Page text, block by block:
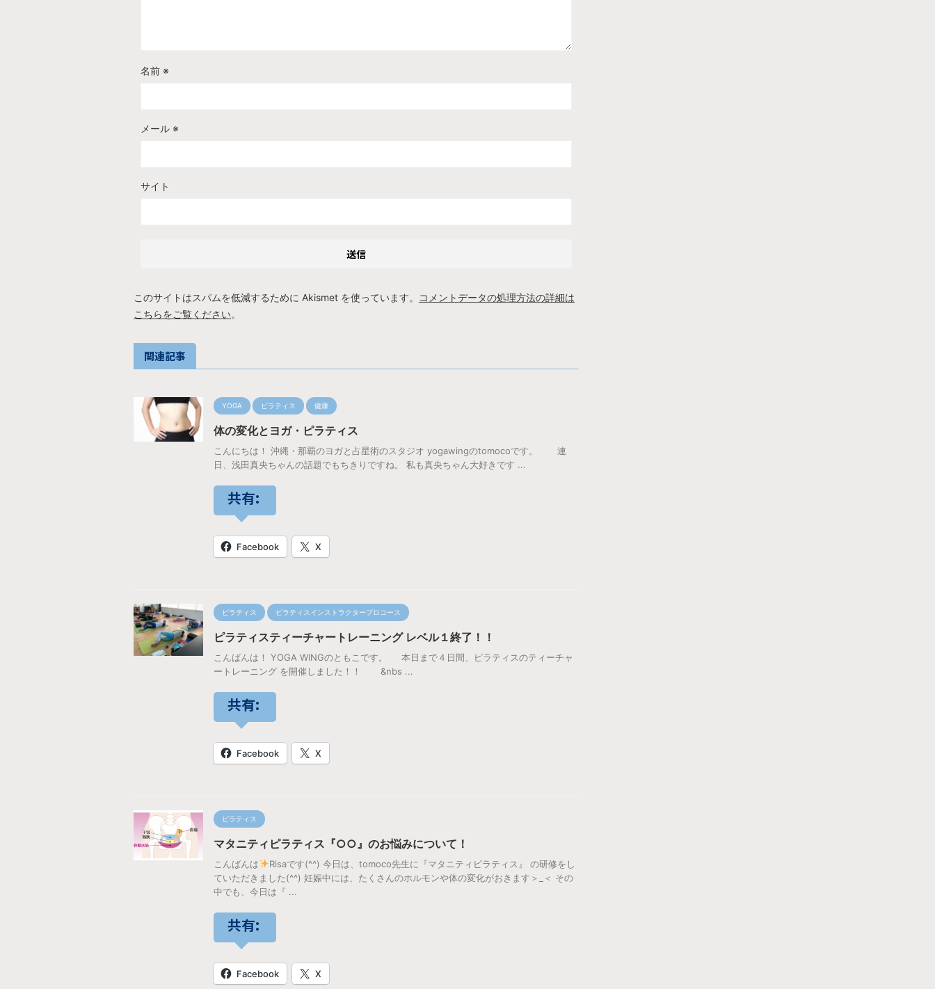
名前 ※
メール ※
サイト
このサイトはスパムを低減するために Akismet を使っています。
コメントデータの処理方法の詳細は
こちらをご覧ください。
関連記事
YOGA ピラティス 健康
体の変化とヨガ・ピラティス
こんにちは！ 沖縄・那覇のヨガと占星術のスタジオ yogawingのtomocoです。 連
日、浅田真央ちゃんの話題でもちきりですね。 私も真央ちゃん大好きです ...
共有:
Facebook X
ピラティス ピラティスインストラクタープロコース
ピラティスティーチャートレーニング レベル１終了！！
こんばんは！ YOGA WINGのともこです。 本日まで４日間、ピラティスのティーチャ
ートレーニング を開催しました！！ &nbs ...
共有:
Facebook X
ピラティス
マタニティピラティス『○○』のお悩みについて！
こんばんは
Risaです(^^) 今日は、tomoco先生に『マタニティピラティス』 の研修をし
ていただきました(^^) 妊娠中には、たくさんのホルモンや体の変化がおきます＞_＜ その
中でも、今日は『 ...
共有:
Facebook X